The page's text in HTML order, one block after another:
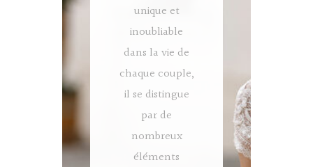
unique et
inoubliable
dans la vie de
chaque couple,
il se distingue
par de
nombreux
éléments